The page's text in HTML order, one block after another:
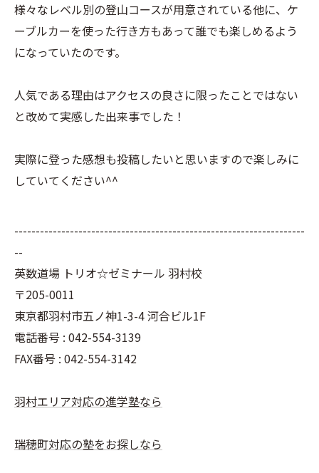
様々なレベル別の登山コースが用意されている他に、ケ
ーブルカーを使った行き方もあって誰でも楽しめるよう
になっていたのです。
人気である理由はアクセスの良さに限ったことではない
と改めて実感した出来事でした！
実際に登った感想も投稿したいと思いますので楽しみに
していてください^^
--------------------------------------------------------------------
--
英数道場 トリオ☆ゼミナール 羽村校
〒205-0011
東京都羽村市五ノ神1-3-4 河合ビル1F
電話番号 : 042-554-3139
FAX番号 : 042-554-3142
羽村エリア対応の進学塾なら
瑞穂町対応の塾をお探しなら